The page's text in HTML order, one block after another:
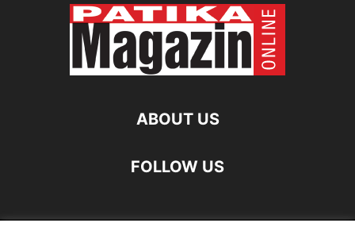
ABOUT US
FOLLOW US